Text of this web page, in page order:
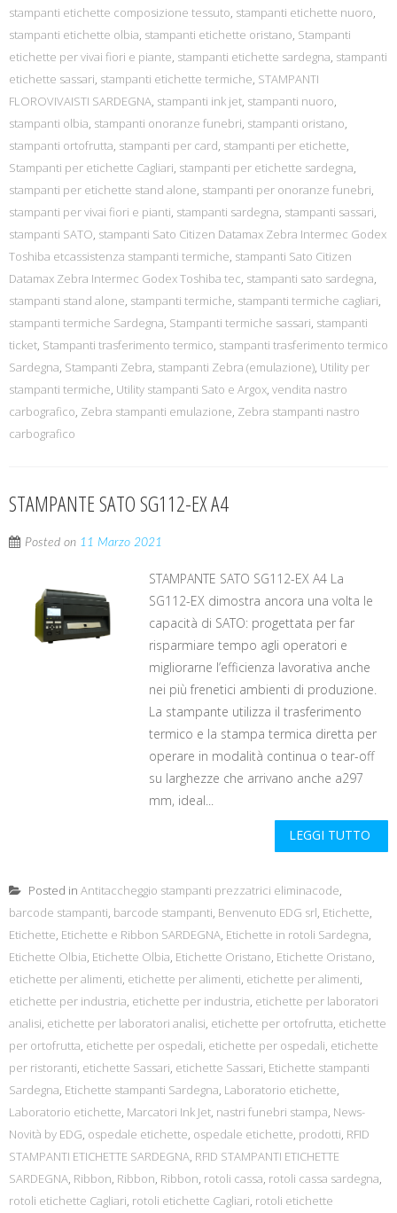
stampanti etichette composizione tessuto, stampanti etichette nuoro,
stampanti etichette olbia, stampanti etichette oristano, Stampanti
etichette per vivai fiori e piante, stampanti etichette sardegna, stampanti
etichette sassari, stampanti etichette termiche, STAMPANTI
FLOROVIVAISTI SARDEGNA, stampanti ink jet, stampanti nuoro,
stampanti olbia, stampanti onoranze funebri, stampanti oristano,
stampanti ortofrutta, stampanti per card, stampanti per etichette,
Stampanti per etichette Cagliari, stampanti per etichette sardegna,
stampanti per etichette stand alone, stampanti per onoranze funebri,
stampanti per vivai fiori e pianti, stampanti sardegna, stampanti sassari,
stampanti SATO, stampanti Sato Citizen Datamax Zebra Intermec Godex
Toshiba etcassistenza stampanti termiche, stampanti Sato Citizen
Datamax Zebra Intermec Godex Toshiba tec, stampanti sato sardegna,
stampanti stand alone, stampanti termiche, stampanti termiche cagliari,
stampanti termiche Sardegna, Stampanti termiche sassari, stampanti
ticket, Stampanti trasferimento termico, stampanti trasferimento termico
Sardegna, Stampanti Zebra, stampanti Zebra (emulazione), Utility per
stampanti termiche, Utility stampanti Sato e Argox, vendita nastro
carbografico, Zebra stampanti emulazione, Zebra stampanti nastro
carbografico
STAMPANTE SATO SG112-EX A4
Posted on 11 Marzo 2021
STAMPANTE SATO SG112-EX A4 La
SG112-EX dimostra ancora una volta le
capacità di SATO: progettata per far
risparmiare tempo agli operatori e
migliorarne l’efficienza lavorativa anche
nei più frenetici ambienti di produzione.
La stampante utilizza il trasferimento
termico e la stampa termica diretta per
operare in modalità continua o tear-off
su larghezze che arrivano anche a297
mm, ideal...
LEGGI TUTTO
Posted in Antitaccheggio stampanti prezzatrici eliminacode,
barcode stampanti, barcode stampanti, Benvenuto EDG srl, Etichette,
Etichette, Etichette e Ribbon SARDEGNA, Etichette in rotoli Sardegna,
Etichette Olbia, Etichette Olbia, Etichette Oristano, Etichette Oristano,
etichette per alimenti, etichette per alimenti, etichette per alimenti,
etichette per industria, etichette per industria, etichette per laboratori
analisi, etichette per laboratori analisi, etichette per ortofrutta, etichette
per ortofrutta, etichette per ospedali, etichette per ospedali, etichette
per ristoranti, etichette Sassari, etichette Sassari, Etichette stampanti
Sardegna, Etichette stampanti Sardegna, Laboratorio etichette,
Laboratorio etichette, Marcatori Ink Jet, nastri funebri stampa, News-
Novità by EDG, ospedale etichette, ospedale etichette, prodotti, RFID
STAMPANTI ETICHETTE SARDEGNA, RFID STAMPANTI ETICHETTE
SARDEGNA, Ribbon, Ribbon, Ribbon, rotoli cassa, rotoli cassa sardegna,
rotoli etichette Cagliari, rotoli etichette Cagliari, rotoli etichette